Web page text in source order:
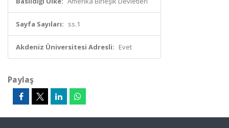
Sayfa Sayıları: ss.1
Akdeniz Üniversitesi Adresli: Evet
Paylaş